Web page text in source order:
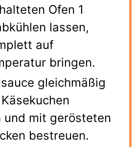
Ofen 1
lassen,
auf
bringen.
gleichmäßig
und mit gerösteten
bestreuen.